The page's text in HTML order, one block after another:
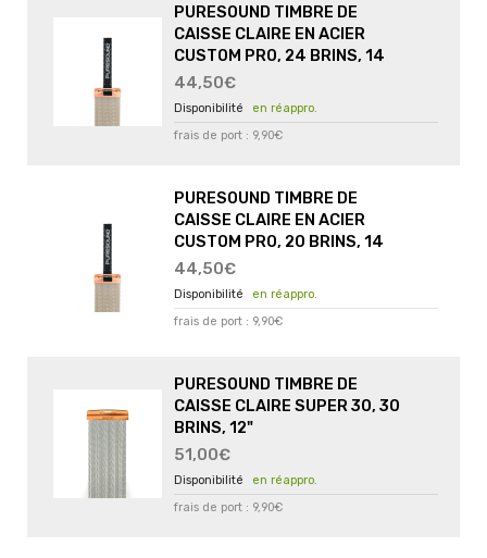
PURESOUND TIMBRE DE
CAISSE CLAIRE EN ACIER
CUSTOM PRO, 24 BRINS, 14
44,50€
en réappro.
frais de port : 9,90€
PURESOUND TIMBRE DE
CAISSE CLAIRE EN ACIER
CUSTOM PRO, 20 BRINS, 14
44,50€
en réappro.
frais de port : 9,90€
PURESOUND TIMBRE DE
CAISSE CLAIRE SUPER 30, 30
BRINS, 12"
51,00€
en réappro.
frais de port : 9,90€